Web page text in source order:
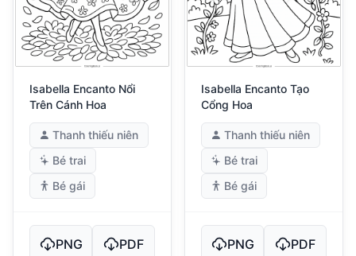
Isabella Encanto Nổi
Trên Cánh Hoa
Thanh thiếu niên
Bé trai
Bé gái
PNG PDF
Isabella Encanto Tạo
Cổng Hoa
Thanh thiếu niên
Bé trai
Bé gái
PNG PDF